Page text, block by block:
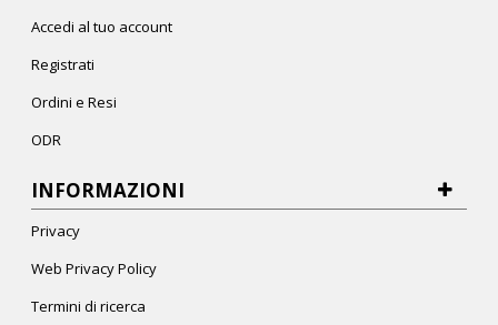
Accedi al tuo account
Registrati
Ordini e Resi
ODR
INFORMAZIONI
Privacy
Web Privacy Policy
Termini di ricerca